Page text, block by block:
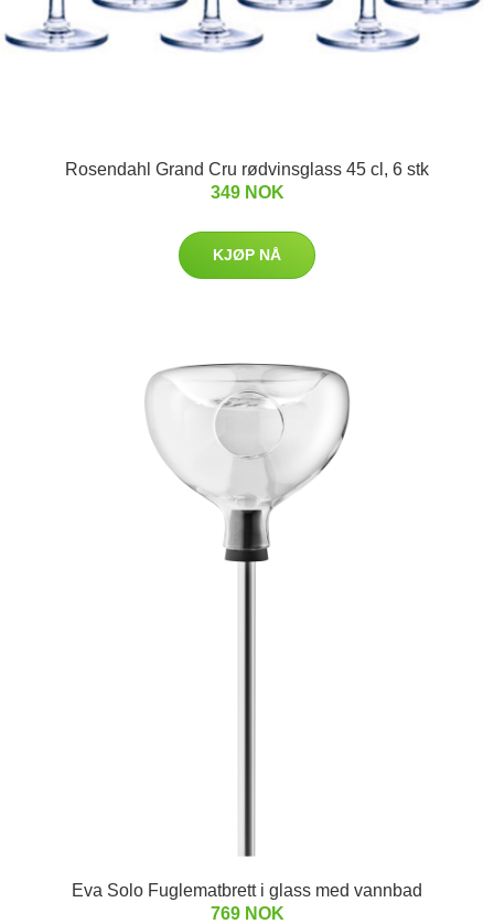
Rosendahl Grand Cru rødvinsglass 45 cl, 6 stk
349 NOK
KJØP NÅ
Eva Solo Fuglematbrett i glass med vannbad
769 NOK